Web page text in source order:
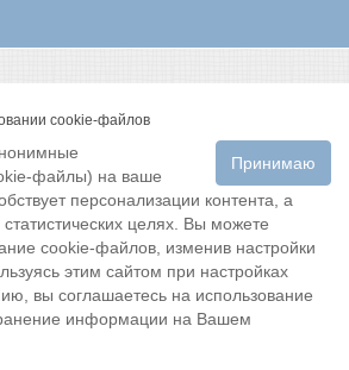
cookie-файлов
Принимаю
файлы) на ваше
персонализации контента, а
статистических целях. Вы можете
cookie-файлов, изменив настройки
этим сайтом при настройках
вы соглашаетесь на использование
информации на Вашем